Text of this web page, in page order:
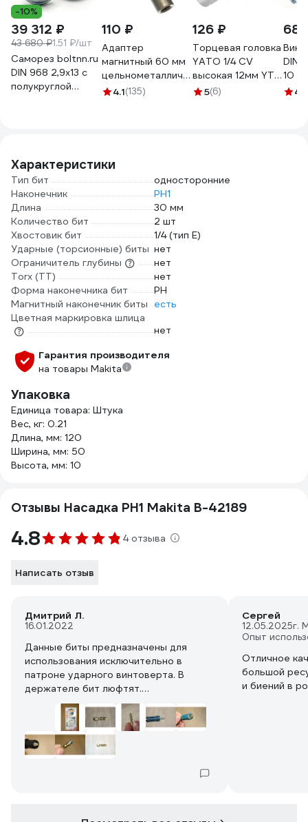
-10%
39 312 ₽
43 680 ₽1.51 ₽/шт
Саморез boltnn.ru
DIN 968 2,9х13 с
полукруглой
110 ₽
Адаптер
магнитный 60 мм
цельнометаллический
для бит Biber
4.1(135)
126 ₽
Торцевая головка
YATO 1/4 CV
высокая 12мм YT-
1423 37121423 228
5(6)
68
10
4.7
Характеристики
Тип бит
односторонние
Наконечник
PH1
Длина
30 мм
Количество бит
2 шт
Хвостовик бит
1/4 (тип Е)
Ударные (торсионные) биты нет
Ограничитель глубины
нет
Torx (TT)
нет
Форма наконечника бит
PH
Магнитный наконечник биты
есть
Цветная маркировка шлица
нет
Гарантия производителя
на товары Makita
Упаковка
Единица товара: Штука
Вес, кг: 0.21
Длина, мм: 120
Ширина, мм: 50
Высота, мм: 10
Отзывы Насадка PH1 Makita B-42189
4.8 4 отзыва
Написать отзыв
Дмитрий Л.
16.01.2022
Данные биты предназначены для
использования исключительно в
патроне ударного винтоверта. В
держателе бит люфтят.
Намагниченность работает только на
мелких саморезах, например 3,5х16.
Евровинты выпадают от любой
встряски. Фотографию с евровинтом
без держателя бит удалось сделать
Сергей
12.05.2025г.
Опыт
Отличное
большой
и биений в